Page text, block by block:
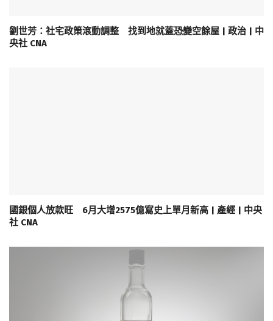
劉世芳：社宅政策滾動調整 找到地就蓋恐變空餘屋 | 政治 | 中
央社 CNA
國銀個人放款旺 6月大增2575億寫史上單月新高 | 產經 | 中央
社 CNA